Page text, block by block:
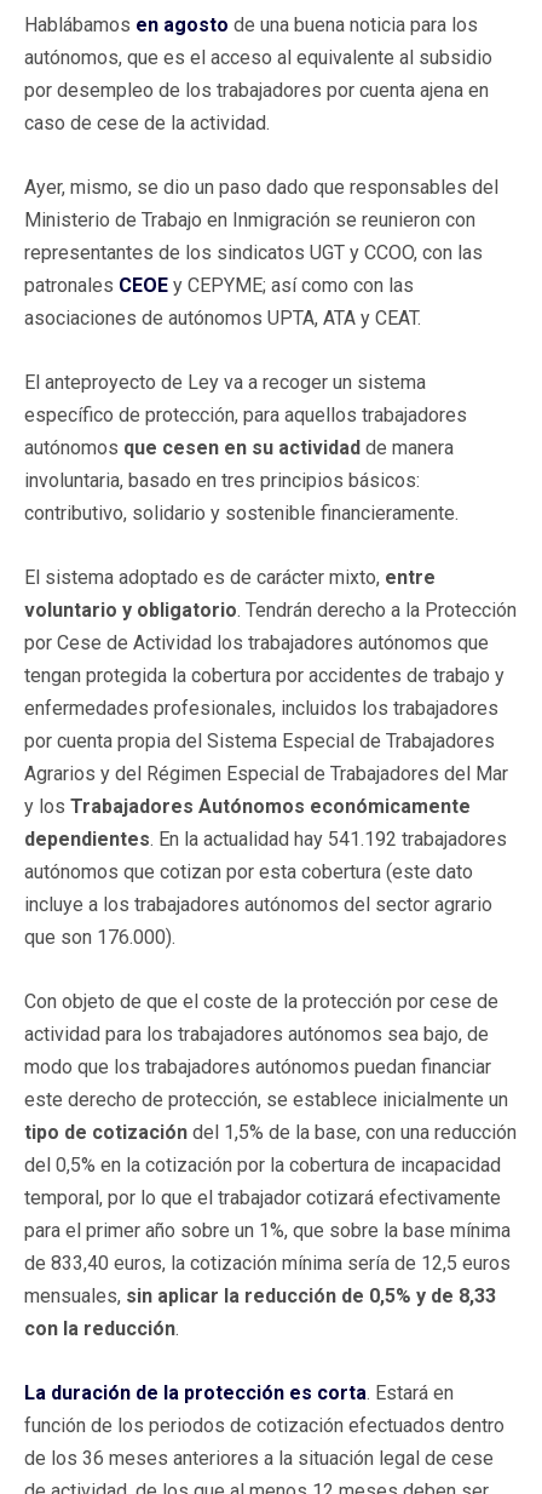
Hablábamos en agosto de una buena noticia para los
autónomos, que es el acceso al equivalente al subsidio
por desempleo de los trabajadores por cuenta ajena en
caso de cese de la actividad.
Ayer, mismo, se dio un paso dado que responsables del
Ministerio de Trabajo en Inmigración se reunieron con
representantes de los sindicatos UGT y CCOO, con las
patronales CEOE y CEPYME; así como con las
asociaciones de autónomos UPTA, ATA y CEAT.
El anteproyecto de Ley va a recoger un sistema
específico de protección, para aquellos trabajadores
autónomos que cesen en su actividad de manera
involuntaria, basado en tres principios básicos:
contributivo, solidario y sostenible financieramente.
El sistema adoptado es de carácter mixto, entre
voluntario y obligatorio. Tendrán derecho a la Protección
por Cese de Actividad los trabajadores autónomos que
tengan protegida la cobertura por accidentes de trabajo y
enfermedades profesionales, incluidos los trabajadores
por cuenta propia del Sistema Especial de Trabajadores
Agrarios y del Régimen Especial de Trabajadores del Mar
y los Trabajadores Autónomos económicamente
dependientes. En la actualidad hay 541.192 trabajadores
autónomos que cotizan por esta cobertura (este dato
incluye a los trabajadores autónomos del sector agrario
que son 176.000).
Con objeto de que el coste de la protección por cese de
actividad para los trabajadores autónomos sea bajo, de
modo que los trabajadores autónomos puedan financiar
este derecho de protección, se establece inicialmente un
tipo de cotización del 1,5% de la base, con una reducción
del 0,5% en la cotización por la cobertura de incapacidad
temporal, por lo que el trabajador cotizará efectivamente
para el primer año sobre un 1%, que sobre la base mínima
de 833,40 euros, la cotización mínima sería de 12,5 euros
mensuales, sin aplicar la reducción de 0,5% y de 8,33
con la reducción.
La duración de la protección es corta. Estará en
función de los periodos de cotización efectuados dentro
de los 36 meses anteriores a la situación legal de cese